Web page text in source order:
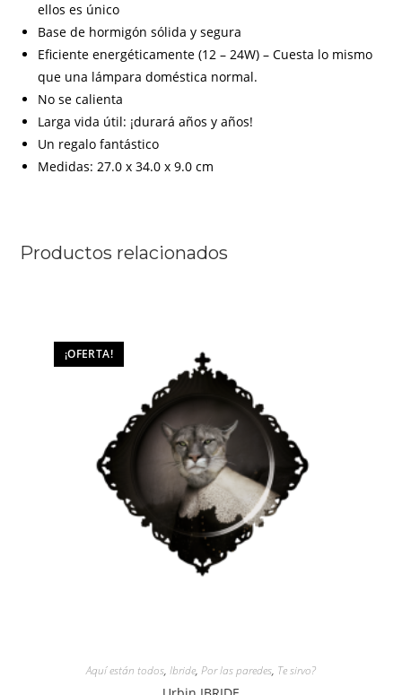
ellos es único
Base de hormigón sólida y segura
Eficiente energéticamente (12 – 24W) – Cuesta lo mismo
que una lámpara doméstica normal.
No se calienta
Larga vida útil: ¡durará años y años!
Un regalo fantástico
Medidas: 27.0 x 34.0 x 9.0 cm
Productos relacionados
¡OFERTA!
Aquí están todos, Ibride, Por las paredes, Te sirvo?